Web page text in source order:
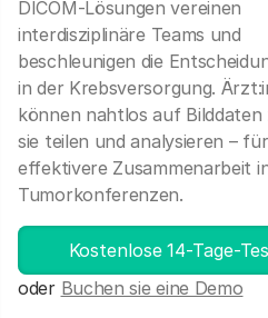
DICOM-Lösungen vereinen
interdisziplinäre Teams und
beschleunigen die
in der Krebsversorgung.
können nahtlos auf Bilddaten
sie teilen und analysieren –
effektivere Zusammenarbeit
Tumorkonferenzen.
Kostenlose 14-Tage-
oder Buchen sie eine Demo